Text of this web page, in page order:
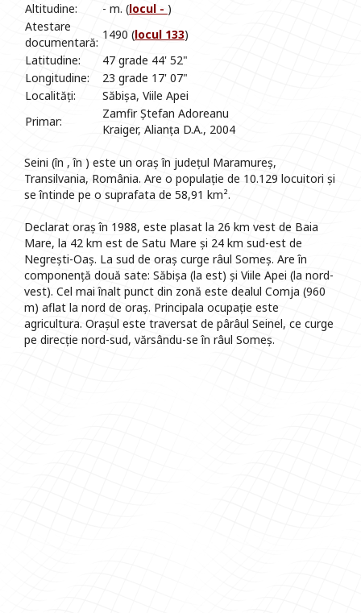
Altitudine:
- m. (locul - )
Atestare
documentară:
1490 (locul 133)
Latitudine:
47 grade 44' 52"
Longitudine:
23 grade 17' 07"
Localități:
Săbișa, Viile Apei
Primar:
Zamfir Ștefan Adoreanu
Kraiger, Alianța D.A., 2004
Seini (în , în ) este un oraș în județul Maramureș,
Transilvania, România. Are o populație de 10.129 locuitori și
se întinde pe o suprafata de 58,91 km².
Declarat oraș în 1988, este plasat la 26 km vest de Baia
Mare, la 42 km est de Satu Mare și 24 km sud-est de
Negrești-Oaș. La sud de oraș curge râul Someș. Are în
componență două sate: Săbișa (la est) și Viile Apei (la nord-
vest). Cel mai înalt punct din zonă este dealul Comja (960
m) aflat la nord de oraș. Principala ocupație este
agricultura. Orașul este traversat de pârâul Seinel, ce curge
pe direcție nord-sud, vărsându-se în râul Someș.